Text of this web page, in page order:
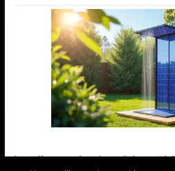
Installer une douche solaire